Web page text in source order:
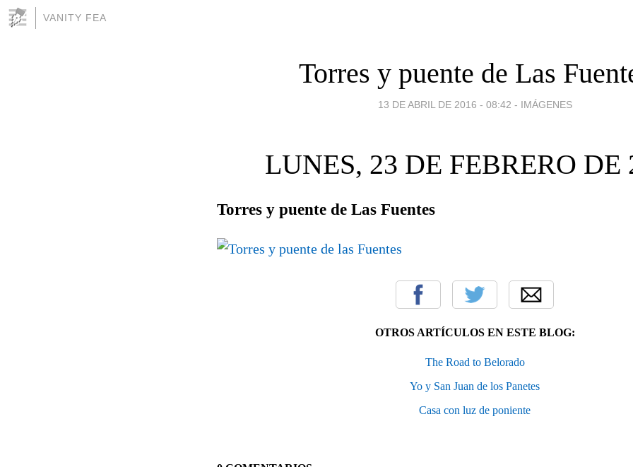
VANITY FEA
Torres y puente de Las
13 DE ABRIL DE 2016 - 08:42 - IMÁGENES
LUNES, 23 DE FEBRERO DE
Torres y puente de Las Fuentes
OTROS ARTÍCULOS EN ESTE BLOG:
The Road to Belorado
Yo y San Juan de los Panetes
Casa con luz de poniente